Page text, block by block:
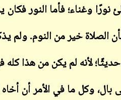
وغناء؛ فأما النور فكان
الصلاة خير من النوم. ولم
لأنه لم يكن من هذا
وكل ما في الأمر أن